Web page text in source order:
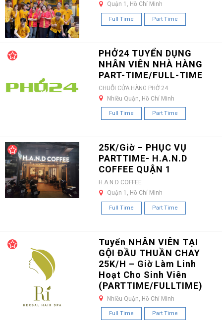
Quận 1, Hồ Chí Minh
Full Time Part Time
PHỞ24 TUYỂN DỤNG
NHÂN VIÊN NHÀ HÀNG
PART-TIME/FULL-TIME
CHUỖI CỬA HÀNG PHỞ 24
Nhiều Quận, Hồ Chí Minh
Full Time Part Time
25K/Giờ – PHỤC VỤ
PARTTIME- H.A.N.D
COFFEE QUẬN 1
H.A.N.D COFFEE
Quận 1, Hồ Chí Minh
Full Time Part Time
Tuyển NHÂN VIÊN TẠI
GỘI ĐẦU THUẦN CHAY
25K/H – Giờ Làm Linh
Hoạt Cho Sinh Viên
(PARTTIME/FULLTIME)
Nhiều Quận, Hồ Chí Minh
Full Time Part Time